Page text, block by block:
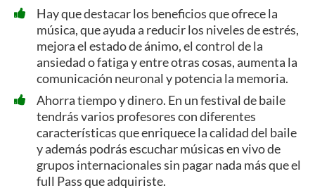
Hay que destacar los beneficios que ofrece la
música, que ayuda a reducir los niveles de estrés,
mejora el estado de ánimo, el control de la
ansiedad o fatiga y entre otras cosas, aumenta la
comunicación neuronal y potencia la memoria.
Ahorra tiempo y dinero. En un festival de baile
tendrás varios profesores con diferentes
características que enriquece la calidad del baile
y además podrás escuchar músicas en vivo de
grupos internacionales sin pagar nada más que el
full Pass que adquiriste.